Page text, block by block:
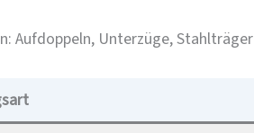
Aufdoppeln, Unterzüge, Stahlträger